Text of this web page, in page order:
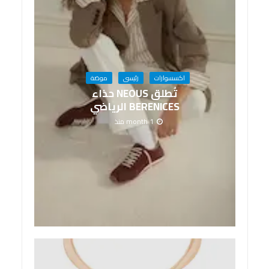
اكسسوارات رئيسى موضة
تُطلق NEOUS حذاء
BERENICES الرياضي
1 month منذ